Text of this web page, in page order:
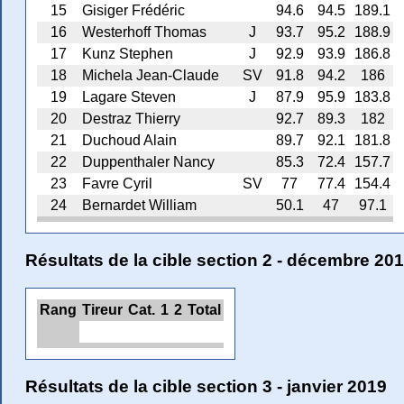
15 Gisiger Frédéric 94.6 94.5
189.1
16
Westerhoff Thomas J 93.7 95.2
188.9
17
Kunz Stephen J 92.9 93.9
186.8
18
Michela Jean-Claude SV 91.8 94.2
186
19
Lagare Steven J 87.9 95.9
183.8
20
Destraz Thierry 92.7 89.3
182
21
Duchoud Alain 89.7 92.1
181.8
22
Duppenthaler Nancy 85.3 72.4
157.7
23
Favre Cyril SV 77 77.4
154.4
24
Bernardet William 50.1 47 97.1
Résultats de la cible section 2 - décembre
Rang Tireur Cat. 1 2 Total
Résultats de la cible section 3 - janvier 2019